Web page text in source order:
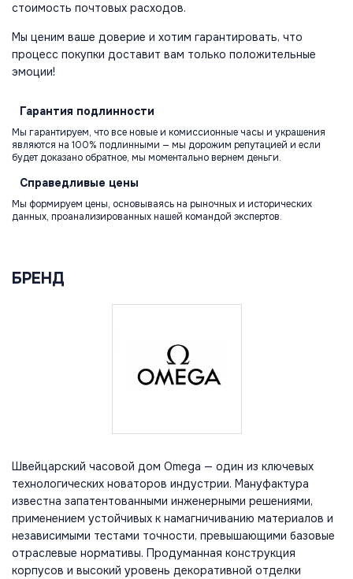
стоимость почтовых расходов.
Мы ценим ваше доверие и хотим гарантировать, что
процесс покупки доставит вам только положительные
эмоции!
Гарантия подлинности
Мы гарантируем, что все новые и комиссионные часы и украшения
являются на 100% подлинными — мы дорожим репутацией и если
будет доказано обратное, мы моментально вернем деньги.
Справедливые цены
Мы формируем цены, основываясь на рыночных и исторических
данных, проанализированных нашей командой экспертов.
БРЕНД
Швейцарский часовой дом Omega — один из ключевых
технологических новаторов индустрии. Мануфактура
известна запатентованными инженерными решениями,
применением устойчивых к намагничиванию материалов и
независимыми тестами точности, превышающими базовые
отраслевые нормативы. Продуманная конструкция
корпусов и высокий уровень декоративной отделки